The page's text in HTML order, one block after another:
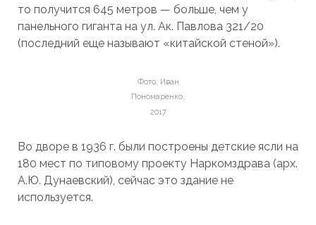
то получится 645 метров — больше, чем у
панельного гиганта на ул. Ак. Павлова 321/20
(последний еще называют «китайской стеной»).
Фото: Иван
Пономаренко,
2017
Во дворе в 1936 г. были построены детские ясли на
180 мест по типовому проекту Наркомздрава (арх.
А.Ю. Дунаевский), сейчас это здание не
используется.